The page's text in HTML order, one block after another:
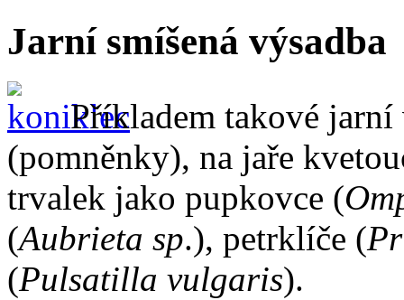
Jarní smíšená výsadba
Příkladem takové jarní
(pomněnky), na jaře
trvalek jako pupkovce (
(Aubrieta sp.), petrklíče (
(Pulsatilla vulgaris).